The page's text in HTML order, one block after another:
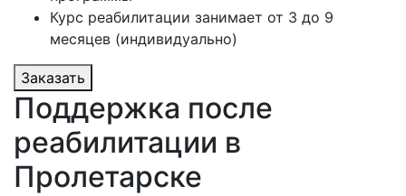
Курс реабилитации занимает от 3 до 9
месяцев (индивидуально)
Заказать
Поддержка после
реабилитации в
Пролетарске